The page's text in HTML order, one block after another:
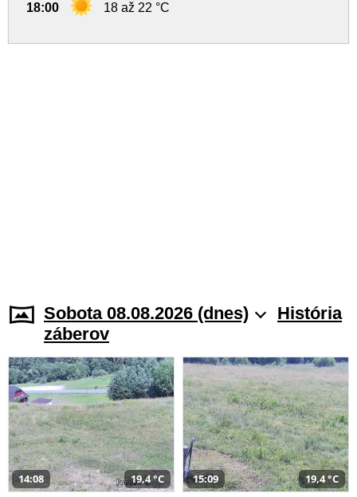
18:00 18 až 22 °C
Sobota 08.08.2026 (dnes)
História
záberov
14:08 19,4 °C 15:09 19,4 °C